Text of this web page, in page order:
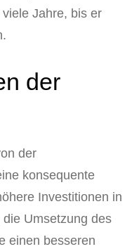
Jahre, bis er
der
der
konsequente
Investitionen in
Umsetzung des
einen besseren